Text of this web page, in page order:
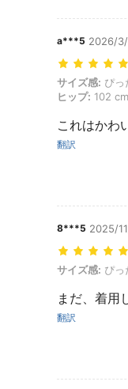
a***5 2026/3/
サイズ感: ぴっ
サイズ感: ぴっ
ヒップ: 102
これはかわ
翻訳
8***5 2025/
サイズ感: ぴっ
サイズ感: ぴっ
まだ、着用
翻訳